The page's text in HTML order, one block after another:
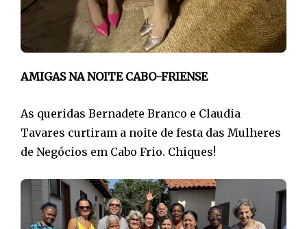
AMIGAS NA NOITE CABO-FRIENSE
As queridas Bernadete Branco e Claudia
Tavares curtiram a noite de festa das Mulheres
de Negócios em Cabo Frio. Chiques!